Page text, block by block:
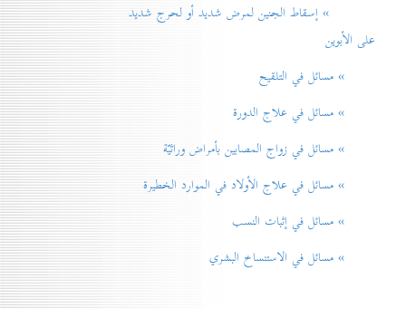
» إسقاط الجنين لمرض شديد أو لحرج شديد
على الأبوين
» مسائل في التلقيح
» مسائل في علاج الدورة
» مسائل في زواج المصابين بأمراض وراثيّة
» مسائل في علاج الأولاد في الموارد الخطيرة
» مسائل في إثبات النسب
» مسائل في الاستنساخ البشري